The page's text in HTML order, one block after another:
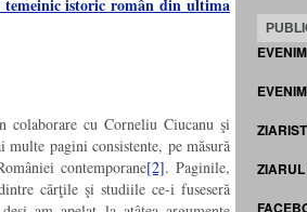
istoric român din ultima
colaborare cu Corneliu Ciucanu şi
multe pagini consistente, pe măsură
contemporane[2]. Paginile,
cărţile şi studiile ce-i fuseseră